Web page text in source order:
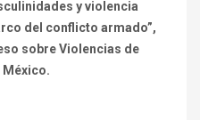
y violencia
del conflicto armado”,
sobre Violencias de
México.